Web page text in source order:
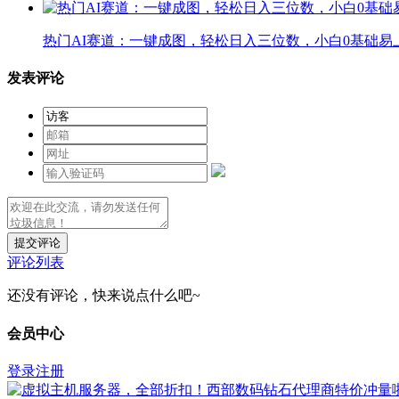
热门AI赛道：一键成图，轻松日入三位数，小白0基础易
发表评论
提交评论
评论列表
还没有评论，快来说点什么吧~
会员中心
登录注册